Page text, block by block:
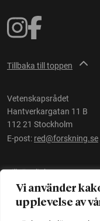
Vi använder
upplevelse av
Tillbaka till toppen
Vetenskapsrådet
Hantverkargatan 11 B
112 21 Stockholm
E-post: red@forskning.se
Tillgänglighet
Ett initiativ av